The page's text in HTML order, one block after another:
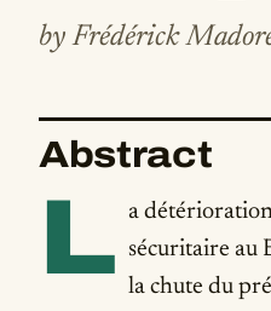
by Frédérick
Abstract
L a
sécuritaire au
la chute du